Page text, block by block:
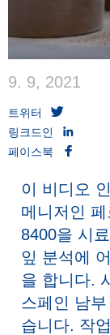
9. 9, 2021
트위터
링크드인
페이스북
이 비디오
메니저인
8400을 시
잎 분석에
을 합니다.
스페인 남
습니다. 작